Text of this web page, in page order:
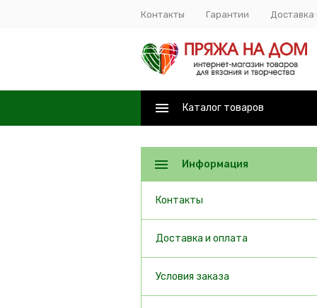
Контакты Гарантии Доставка
Каталог товаров
Информация
Контакты
Доставка и оплата
Условия заказа